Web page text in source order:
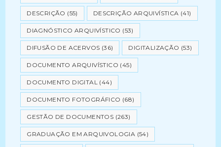
DESCRIÇÃO (55) DESCRIÇÃO ARQUIVÍSTICA (41)
DIAGNÓSTICO ARQUIVÍSTICO (53)
DIFUSÃO DE ACERVOS (36) DIGITALIZAÇÃO (53)
DOCUMENTO ARQUIVÍSTICO (45)
DOCUMENTO DIGITAL (44)
DOCUMENTO FOTOGRÁFICO (68)
GESTÃO DE DOCUMENTOS (263)
GRADUAÇÃO EM ARQUIVOLOGIA (54)